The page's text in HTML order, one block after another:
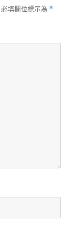
必填欄位標示為 *